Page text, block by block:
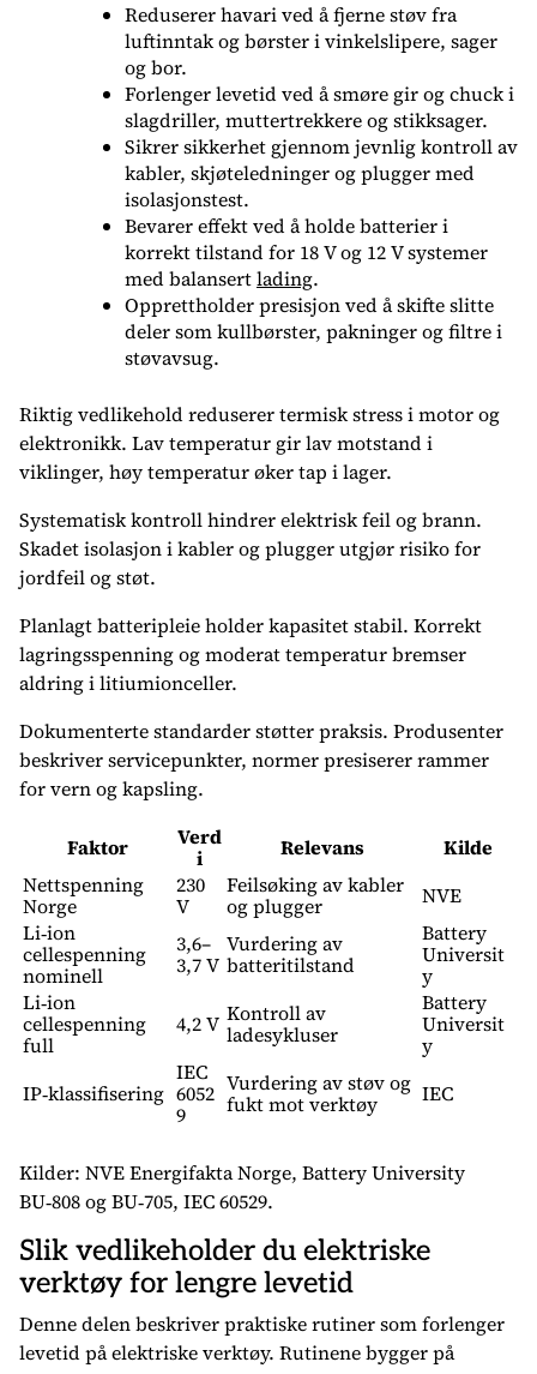
Reduserer havari ved å fjerne støv fra
luftinntak og børster i vinkelslipere, sager
og bor.
Forlenger levetid ved å smøre gir og chuck i
slagdriller, muttertrekkere og stikksager.
Sikrer sikkerhet gjennom jevnlig kontroll av
kabler, skjøteledninger og plugger med
isolasjonstest.
Bevarer effekt ved å holde batterier i
korrekt tilstand for 18 V og 12 V systemer
med balansertlading.
Opprettholder presisjon ved å skifte slitte
deler som kullbørster, pakninger og filtre i
støvavsug.
Riktig vedlikehold reduserer termisk stress i motor og
elektronikk. Lav temperatur gir lav motstand i
viklinger, høy temperatur øker tap i lager.
Systematisk kontroll hindrer elektrisk feil og brann.
Skadet isolasjon i kabler og plugger utgjør risiko for
jordfeil og støt.
Planlagt batteripleie holder kapasitet stabil. Korrekt
lagringsspenning og moderat temperatur bremser
aldring i litiumionceller.
Dokumenterte standarder støtter praksis. Produsenter
beskriver servicepunkter, normer presiserer rammer
for vern og kapsling.
Faktor
Verd
i
Relevans
Kilde
Nettspenning
Norge
230
V
Feilsøking av kabler
og plugger
NVE
Li‑ion
cellespenning
nominell
3,6–
3,7 V
Vurdering av
batteritilstand
Battery
Universit
y
Li‑ion
cellespenning
full
4,2 V Kontroll av
ladesykluser
Battery
Universit
y
IP‑klassifisering
IEC
6052
9
Vurdering av støv og
fukt mot verktøy
IEC
Kilder: NVE Energifakta Norge, Battery University
BU‑808 og BU‑705, IEC 60529.
Slik vedlikeholder du elektriske
verktøy for lengre levetid
Denne delen beskriver praktiske rutiner som forlenger
levetid på elektriske verktøy. Rutinene bygger på